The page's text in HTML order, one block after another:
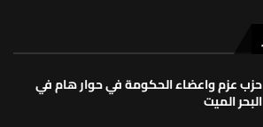
حزب عزم واعضاء الحكومة في حوار هام في
البحر الميت